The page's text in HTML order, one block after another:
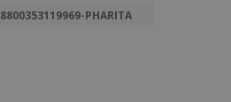
8800353119969-PHARITA